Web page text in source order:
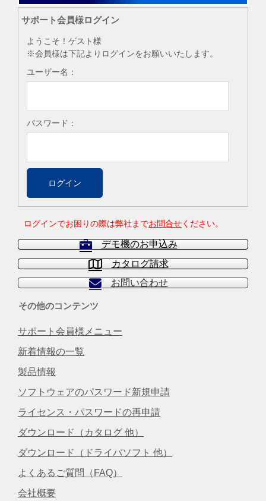
サポート会員様ログイン
ようこそ！ゲスト様
※会員様は下記よりログインをお願いいたします。
ユーザー名：
パスワード：
ログインでお困りの際は弊社までお問合せください。
デモ機のお申込み
カタログ請求
お問い合わせ
その他のコンテンツ
サポート会員様メニュー
新着情報の一覧
製品情報
ソフトウェアのパスワード新規申請
ライセンス・パスワードの再申請
ダウンロード（カタログ 他）
ダウンロード（ドライバソフト 他）
よくあるご質問（FAQ）
会社概要